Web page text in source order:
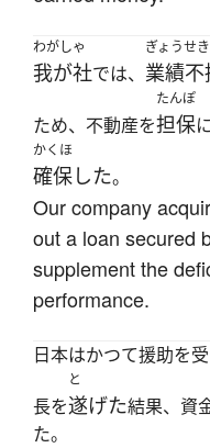
わがしゃ
我が社では、
ぎょうせ
業績不
ため、不動産を
たんぽ
担保
かくほ
確保した。
Our company
out a loan secured
supplement the
performance.
日本はかつて援助を
長を
と
遂げた結果、資
た。